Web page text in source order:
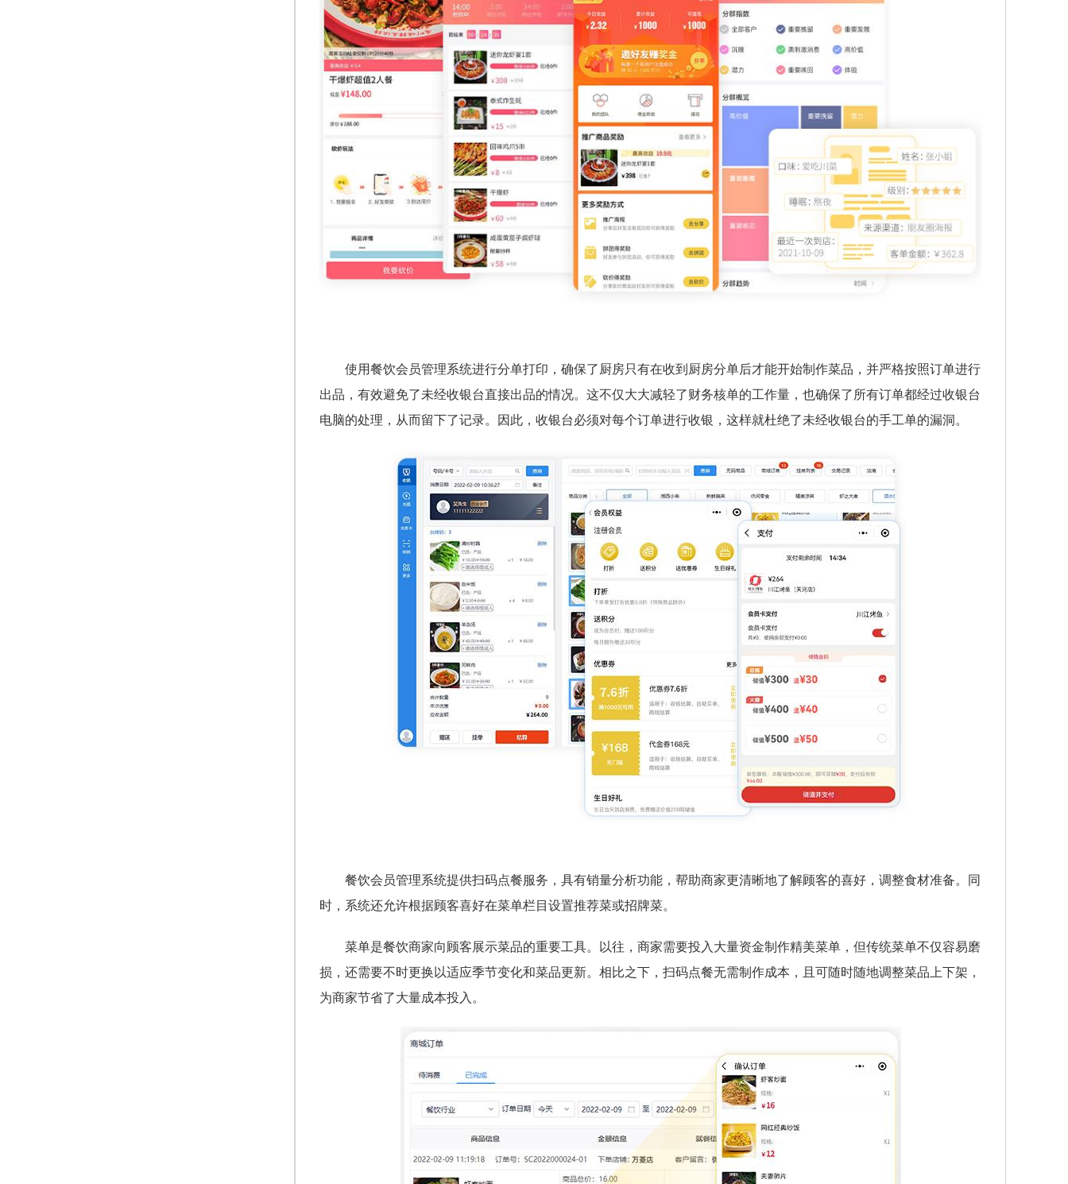
使用餐饮会员管理系统进行分单打印，确保了厨房只有在收到厨房分单后才能开始制作菜品，并严格按照订单进行
出品，有效避免了未经收银台直接出品的情况。这不仅大大减轻了财务核单的工作量，也确保了所有订单都经过收银台
电脑的处理，从而留下了记录。因此，收银台必须对每个订单进行收银，这样就杜绝了未经收银台的手工单的漏洞。
餐饮会员管理系统提供扫码点餐服务，具有销量分析功能，帮助商家更清晰地了解顾客的喜好，调整食材准备。同
时，系统还允许根据顾客喜好在菜单栏目设置推荐菜或招牌菜。
菜单是餐饮商家向顾客展示菜品的重要工具。以往，商家需要投入大量资金制作精美菜单，但传统菜单不仅容易磨
损，还需要不时更换以适应季节变化和菜品更新。相比之下，扫码点餐无需制作成本，且可随时随地调整菜品上下架，
为商家节省了大量成本投入。